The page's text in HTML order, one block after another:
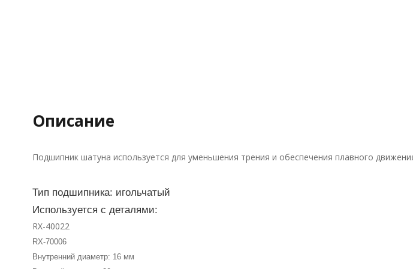
Описание
Подшипник шатуна используется для уменьшения трения и обеспечения плавного
Тип подшипника: игольчатый
Используется с деталями:
RX-40022
RX-70006
Внутренний диаметр: 16 мм